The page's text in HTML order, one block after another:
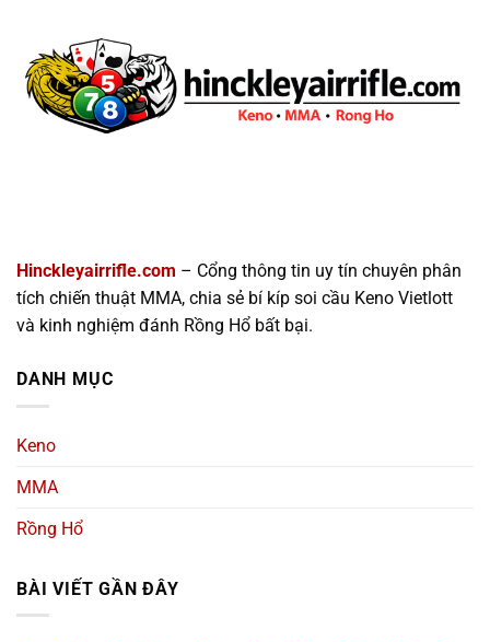
Hinckleyairrifle.com – Cổng thông tin uy tín chuyên phân
tích chiến thuật MMA, chia sẻ bí kíp soi cầu Keno Vietlott
và kinh nghiệm đánh Rồng Hổ bất bại.
DANH MỤC
Keno
MMA
Rồng Hổ
BÀI VIẾT GẦN ĐÂY